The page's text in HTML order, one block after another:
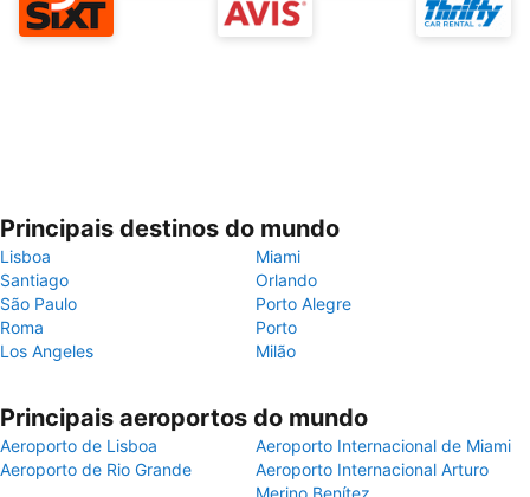
Principais destinos do mundo
Lisboa
Miami
Santiago
Orlando
São Paulo
Porto Alegre
Roma
Porto
Los Angeles
Milão
Principais aeroportos do mundo
Aeroporto de Lisboa
Aeroporto Internacional de Miami
Aeroporto de Rio Grande
Aeroporto Internacional Arturo
Merino Benítez